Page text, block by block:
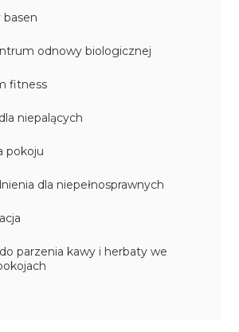
basen
odnowy biologicznej
fitness
niepalących
pokoju
dla niepełnosprawnych
parzenia kawy i herbaty we